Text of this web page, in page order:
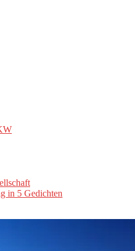
in 5 Gedichten